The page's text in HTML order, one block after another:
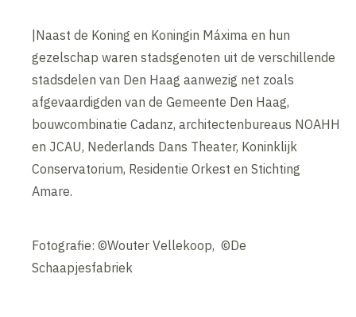
|Naast de Koning en Koningin Máxima en hun
gezelschap waren stadsgenoten uit de verschillende
stadsdelen van Den Haag aanwezig net zoals
afgevaardigden van de Gemeente Den Haag,
bouwcombinatie Cadanz, architectenbureaus NOAHH
en JCAU, Nederlands Dans Theater, Koninklijk
Conservatorium, Residentie Orkest en Stichting
Amare.
Fotografie: ©Wouter Vellekoop, ©De
Schaapjesfabriek